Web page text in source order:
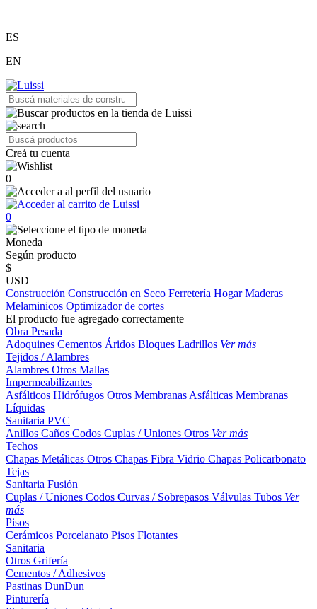
ES
EN
Creá tu cuenta
0
0
Moneda
Según producto
$
USD
Construcción Construcción en Seco Ferretería HogarMaderas
Melaminicos Optimizador de cortes
El producto fue agregado correctamente
Obra Pesada
Adoquines Cementos Áridos Bloques Ladrillos Ver más
Tejidos / Alambres
Alambres Otros Mallas
Impermeabilizantes
Asfálticos Hidrófugos Otros Membranas Asfálticas Membranas
Líquidas
Sanitaria PVC
Anillos Caños Codos Cuplas / Uniones Otros Ver más
Techos
Chapas Metálicas Otros Chapas Fibra Vidrio Chapas Policarbonato
Tejas
Sanitaria Fusión
Cuplas / Uniones Codos Curvas / Sobrepasos Válvulas Tubos Ver
más
Pisos
Cerámicos Porcelanato Pisos Flotantes
Sanitaria
Otros Grifería
Cementos / Adhesivos
Pastinas DunDun
Pinturería